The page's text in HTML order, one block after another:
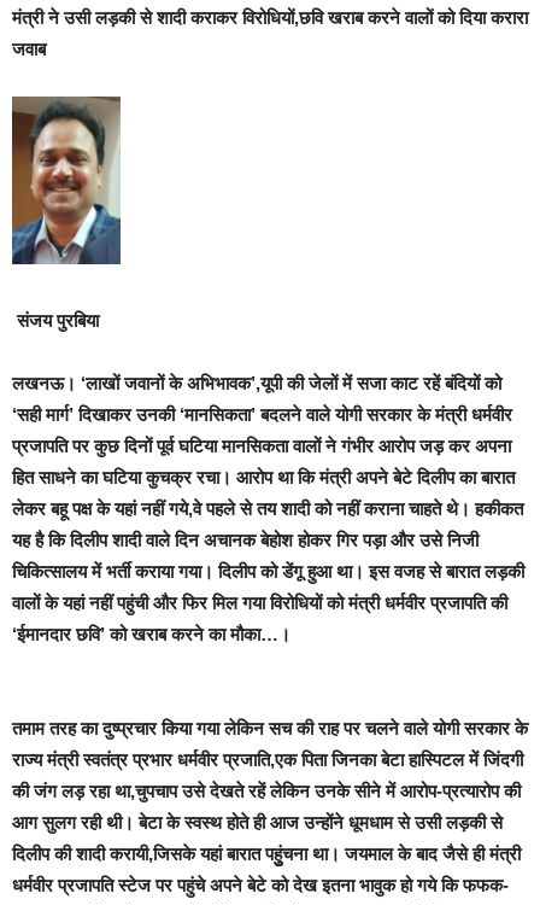
मंत्री ने उसी लड़की से शादी कराकर विरोधियों,छवि खराब करने वालों को दिया करारा
जवाब
संजय पुरबिया
लखनऊ। ‘लाखों जवानों के अभिभावक’,यूपी की जेलों में सजा काट रहें बंदियों को
‘सही मार्ग’ दिखाकर उनकी ‘मानसिकता’ बदलने वाले योगी सरकार के मंत्री धर्मवीर
प्रजापति पर कुछ दिनों पूर्व घटिया मानसिकता वालों ने गंभीर आरोप जड़ कर अपना
हित साधने का घटिया कुचक्र रचा। आरोप था कि मंत्री अपने बेटे दिलीप का बारात
लेकर बहू पक्ष के यहां नहीं गये,वे पहले से तय शादी को नहीं कराना चाहते थे। हकीकत
यह है कि दिलीप शादी वाले दिन अचानक बेहोश होकर गिर पड़ा और उसे निजी
चिकित्सालय में भर्ती कराया गया। दिलीप को डेंगू हुआ था। इस वजह से बारात लड़की
वालों के यहां नहीं पहुंची और फिर मिल गया विरोधियों को मंत्री धर्मवीर प्रजापति की
‘ईमानदार छवि’को खराब करने का मौका…।
तमाम तरह का दुष्प्रचार किया गया लेकिन सच की राह पर चलने वाले योगी सरकार के
राज्य मंत्री स्वतंत्र प्रभार धर्मवीर प्रजाति,एक पिता जिनका बेटा हास्पिटल में जिंदगी
की जंग लड़ रहा था,चुपचाप उसे देखते रहें लेकिन उनके सीने में आरोप-प्रत्यारोप की
आग सुलग रही थी। बेटा के स्वस्थ होते ही आज उन्होंने धूमधाम से उसी लड़की से
दिलीप की शादी करायी,जिसके यहां बारात पहुुंचना था।जयमाल के बाद जैसे ही मंत्री
धर्मवीर प्रजापति स्टेज पर पहुंचे अपने बेटे को देख इतना भावुक हो गये कि फफक-